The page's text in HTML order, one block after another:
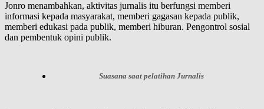
Jonro menambahkan, aktivitas jurnalis itu berfungsi memberi
informasi kepada masyarakat, memberi gagasan kepada publik,
memberi edukasi pada publik, memberi hiburan. Pengontrol sosial
dan pembentuk opini publik.
Suasana saat pelatihan Jurnalis